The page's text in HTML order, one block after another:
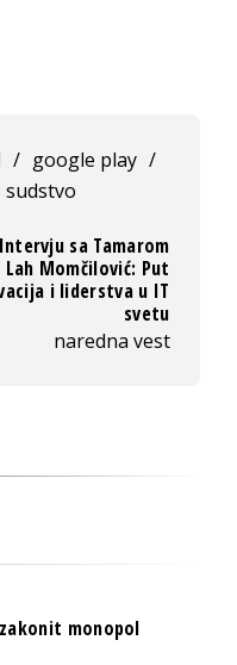
/ google play /
sudstvo
Intervju sa Tamarom
Lah Momčilović: Put
i liderstva u IT
svetu
naredna vest
monopol